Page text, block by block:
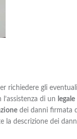
richiedere gli
di un legale
dei danni firmata
la descrizione dei